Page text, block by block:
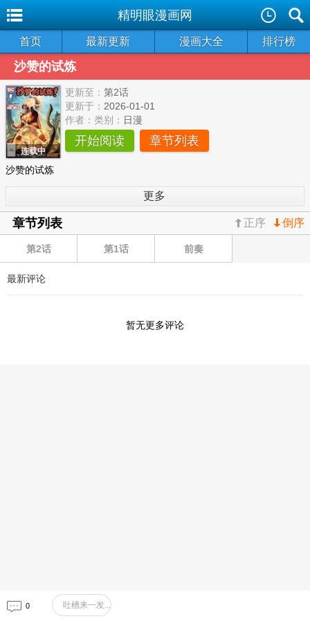
精明眼漫画网
  
首页 最新更新 漫画大全 排行榜
沙赞的试炼
连载中
更新至： 第2话
更新于： 2026-01-01
作者： 类别： 日漫
开始阅读 章节列表
沙赞的试炼
更多
章节列表 倒序
正序
第2话 第1话 前奏
最新评论
暂无更多评论
0 吐槽来一发...